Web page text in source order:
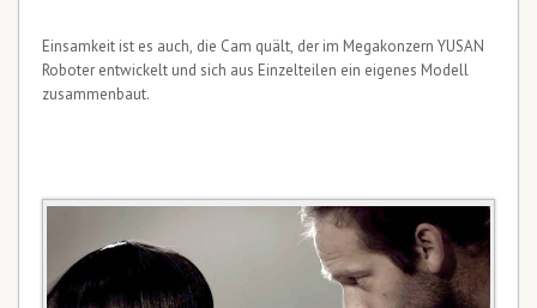
Einsamkeit ist es auch, die Cam quält, der im Megakonzern YUSAN
Roboter entwickelt und sich aus Einzelteilen ein eigenes Modell
zusammenbaut.